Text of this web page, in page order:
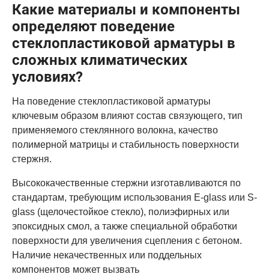
Какие материалы и компоненты
определяют поведение
стеклопластиковой арматуры в
сложных климатических
условиях?
На поведение стеклопластиковой арматуры
ключевым образом влияют состав связующего, тип
применяемого стеклянного волокна, качество
полимерной матрицы и стабильность поверхности
стержня.
Высококачественные стержни изготавливаются по
стандартам, требующим использования E-glass или S-
glass (щелочестойкое стекло), полиэфирных или
эпоксидных смол, а также специальной обработки
поверхности для увеличения сцепления с бетоном.
Наличие некачественных или поддельных
компонентов может вызвать